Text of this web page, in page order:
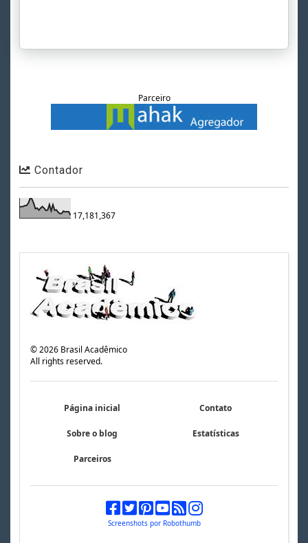
Parceiro
Contador
17,181,367
©2026 Brasil Acadêmico
All rights reserved.
Página inicial Contato
Sobre o blog Estatísticas
Parceiros
Screenshots por Robothumb